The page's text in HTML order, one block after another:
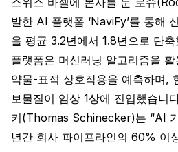
발한 AI 플랫폼 ‘NaviFy’를 통해
을 평균 3.2년에서 1.8년으로 단
플랫폼은 머신러닝 알고리즘을
약물-표적 상호작용을 예측하며,
보물질이 임상 1상에 진입했습니
커(Thomas Schinecker)는 “AI
년간 회사 파이프라인의 60% 이